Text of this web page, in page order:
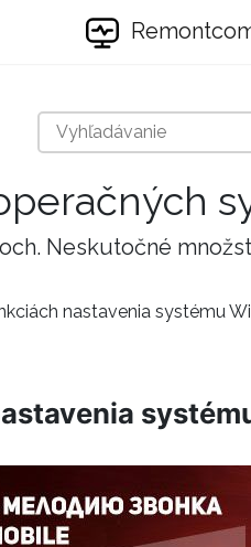
Neskutočné
nastavenia systému